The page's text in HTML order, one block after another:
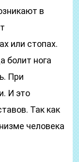
в
или стопах.
болит нога
При
И это
Так как
человека